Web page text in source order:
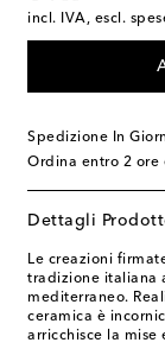
incl. IVA, escl.
Spedizione In
Ordina entro 2 ore
Dettagli
Le creazioni
tradizione italiana
mediterraneo.
ceramica è
arricchisce la mise